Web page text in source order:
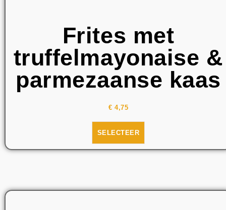
Frites met
truffelmayonaise &
parmezaanse kaas
€ 4,75
SELECTEER